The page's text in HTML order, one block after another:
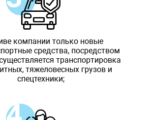
компании только новые
средства, посредством
транспортировка
тяжеловесных грузов и
спецтехники;